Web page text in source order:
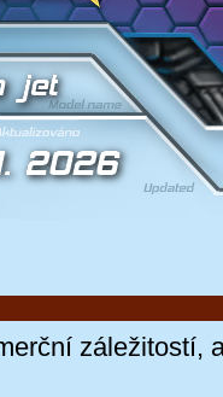
záležitostí,